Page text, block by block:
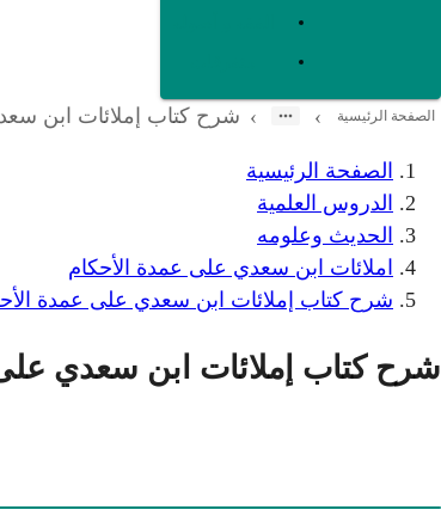
الصفحة الرئيسية ›
› شرح كتاب إملائات ابن
الصفحة الرئيسية
الدروس العلمية
الحديث وعلومه
املائات ابن سعدي على عمدة الأحكام
شرح كتاب إملائات ابن سعدي على عمدة
شرح كتاب إملائات ابن سعدي على